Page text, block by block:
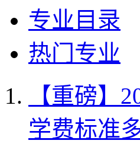
专业目录
热门专业
【重磅】
学费标准